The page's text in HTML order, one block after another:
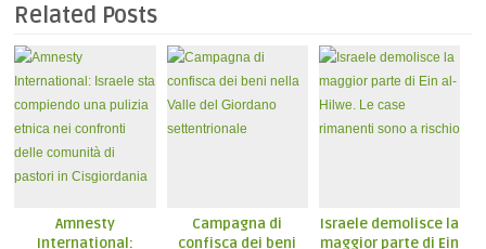
Related Posts
Amnesty
International:
Campagna di
confisca dei beni
Israele demolisce la
maggior parte di Ein